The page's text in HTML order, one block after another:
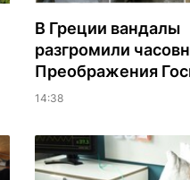
В Греции вандалы
разгромили
Преображения
14:38